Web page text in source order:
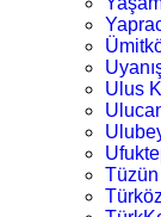
Ulus